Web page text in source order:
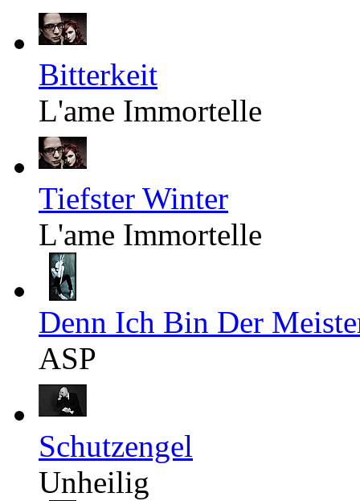
Bitterkeit
L'ame Immortelle
Tiefster Winter
L'ame Immortelle
Denn Ich Bin Der
ASP
Schutzengel
Unheilig